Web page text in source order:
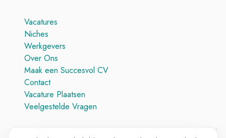
Vacatures
Niches
Werkgevers
Over Ons
Maak een Succesvol CV
Contact
Vacature Plaatsen
Veelgestelde Vragen